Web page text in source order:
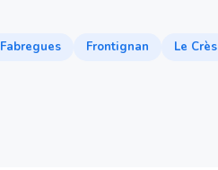
Fabregues Frontignan
Le Crès